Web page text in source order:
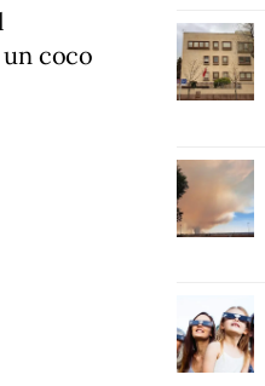
un coco